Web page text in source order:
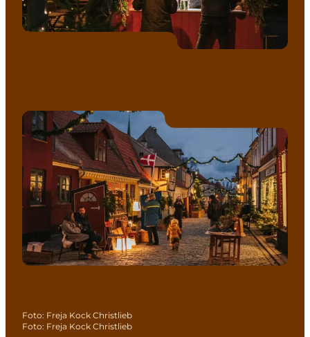
Foto: Freja Kock Christlieb
Foto: Freja Kock Christlieb